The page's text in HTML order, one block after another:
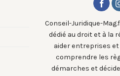
Conseil-Juridique-
dédié au droit et à la
aider entreprises
comprendre les
démarches et